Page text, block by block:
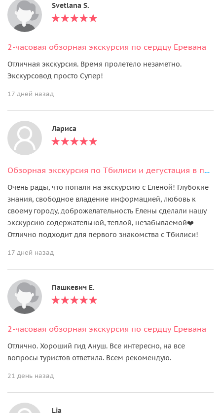
Svetlana S.
2-часовая обзорная экскурсия по сердцу Еревана
Отличная экскурсия. Время пролетело незаметно.
Экскурсовод просто Супер!
17 дней назад
Лариса
Обзорная экскурсия по Тбилиси и дегустация в подарок
Очень рады, что попали на экскурсию с Еленой! Глубокие
знания, свободное владение информацией, любовь к
своему городу, доброжелательность Елены сделали нашу
экскурсию содержательной, теплой, незабываемой❤️
Отлично подходит для первого знакомства с Тбилиси!
17 дней назад
Пашкевич Е.
2-часовая обзорная экскурсия по сердцу Еревана
Отлично. Хороший гид Ануш. Все интересно, на все
вопросы туристов ответила. Всем рекомендую.
21 день назад
Lia